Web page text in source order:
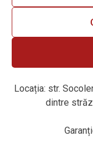
Locația: str.
dintre